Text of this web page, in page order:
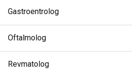
Gastroentrolog
Oftalmolog
Revmatolog